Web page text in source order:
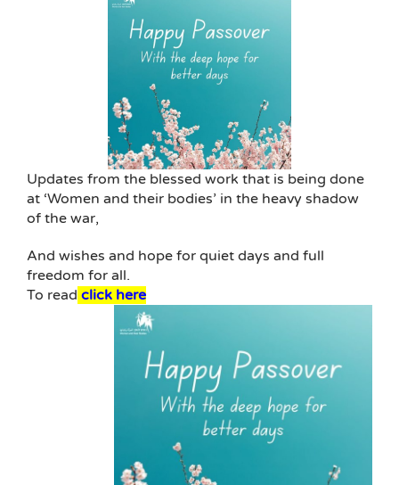
Updates from the blessed work that is being done
at ‘Women and their bodies’ in the heavy shadow
of the war,
And wishes and hope for quiet days and full
freedom for all.
To read click here